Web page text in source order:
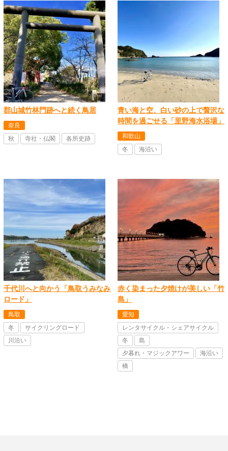
郡山城竹林門跡へと続く鳥居
奈良
秋
寺社・仏閣 各所史跡
青い海と空、白い砂の上で贅沢な
時間を過ごせる「里野海水浴場」
和歌山
冬
海沿い
千代川へと向かう「鳥取うみなみ
ロード」
鳥取
冬
サイクリングロード
川沿い
赤く染まった夕焼けが美しい「竹
島」
愛知
レンタサイクル・シェアサイクル
冬
島
夕暮れ・マジックアワー
海沿い
橋